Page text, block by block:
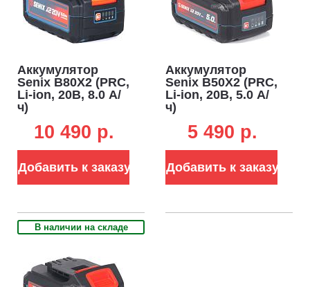
Аккумулятор
Senix B80X2 (PRC,
Li-ion, 20В, 8.0 А/
ч)
10 490 p.
Добавить к заказу
Аккумулятор
Senix B50X2 (PRC,
Li-ion, 20В, 5.0 А/
ч)
5 490 p.
Добавить к заказу
В наличии на складе